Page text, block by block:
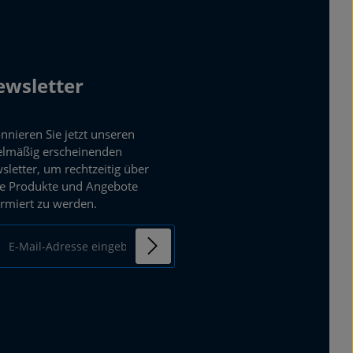
Sie jetzt unseren
erscheinenden
um rechtzeitig über
Produkte und Angebote
zu werden.